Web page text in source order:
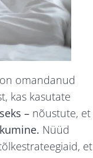
omandanud
kas kasutate
– nõustute, et
Nüüd
et